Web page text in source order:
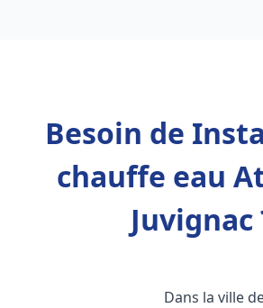
Besoin de
chauffe eau
Juvignac
Dans la ville